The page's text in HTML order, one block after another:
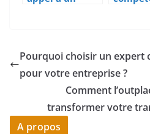
projets IT ?
gestion
des
Pourquoi choisir un expert
pour votre entreprise ?
Comment
transformer votre
A propos